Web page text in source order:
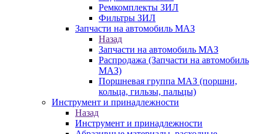
Ремкомплекты ЗИЛ
Фильтры ЗИЛ
Запчасти на автомобиль МАЗ
Назад
Запчасти на автомобиль МАЗ
Распродажа (Запчасти на автомобиль
МАЗ)
Поршневая группа МАЗ (поршни,
кольца, гильзы, пальцы)
Инструмент и принадлежности
Назад
Инструмент и принадлежности